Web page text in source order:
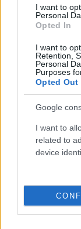
I want to
Personal
Opted In
I want to
Retention,
Personal
Purposes
Opted Out
Google
I want to
related to
device
Ο διάσημος οίκος
δημιουργήσει τις
αποστολής «Άρτεμις
16.10.2024 12:16